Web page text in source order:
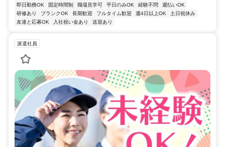
即日勤務OK
固定時間制 職場見学可 平日のみOK 経験不問
週払いOK
研修あり
ブランクOK 長期歓迎 フルタイム歓迎 週4日以上OK
土日祝休み
友達と応募OK
入社祝い金あり 送迎あり
派遣社員